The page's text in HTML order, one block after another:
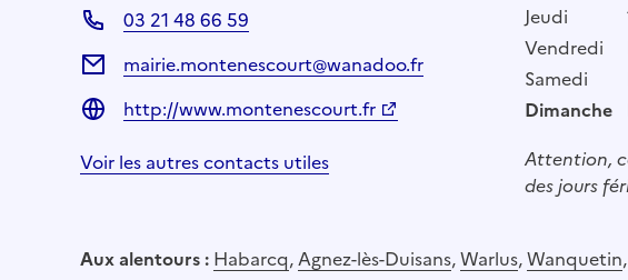
03 21 48 66 59
mairie.montenescourt@wanadoo.fr
http://www.montenescourt.fr
Voir les autres contacts utiles
Jeudi
Vendredi
Samedi
Dimanche
Attention,
des jours
Aux alentours : Habarcq,Agnez-lès-Duisans,Warlus,Wanquetin,